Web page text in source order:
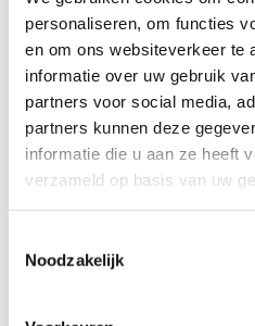
personaliseren, om functies
en om ons websiteverkeer te
informatie over uw gebruik
partners voor social media,
partners kunnen deze
informatie die u aan ze heeft
verzameld op basis van uw
Noodzakelijk